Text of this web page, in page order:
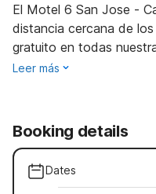
El Motel 6 San Jose -
distancia cercana de
gratuito en todas
Leer más
Booking details
Dates